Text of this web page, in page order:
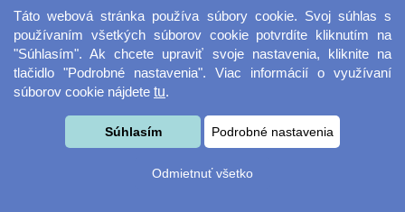
Táto webová stránka používa súbory cookie. Svoj súhlas s
používaním všetkých súborov cookie potvrdíte kliknutím na
"Súhlasím". Ak chcete upraviť svoje nastavenia, kliknite na
tlačidlo "Podrobné nastavenia". Viac informácií o využívaní
súborov cookie nájdete tu.
Súhlasím Podrobné nastavenia
Odmietnuť všetko